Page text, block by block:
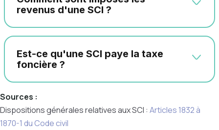
revenus d'une SCI ?
Est-ce qu'une SCI paye la taxe
foncière ?
Sources :
Dispositions générales relatives aux SCI : Articles 1832 à
1870-1 du Code civil